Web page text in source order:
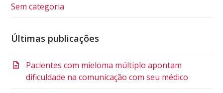
Sem categoria
Últimas publicações
Pacientes com mieloma múltiplo apontam
dificuldade na comunicação com seu médico